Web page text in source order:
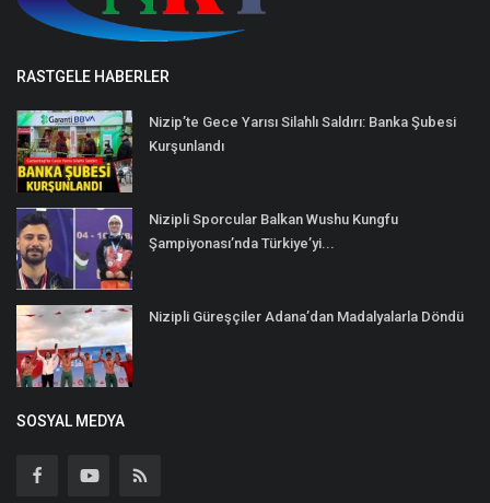
RASTGELE HABERLER
Nizip’te Gece Yarısı Silahlı Saldırı: Banka Şubesi
Kurşunlandı
Nizipli Sporcular Balkan Wushu Kungfu
Şampiyonası’nda Türkiye’yi...
Nizipli Güreşçiler Adana’dan Madalyalarla Döndü
SOSYAL MEDYA